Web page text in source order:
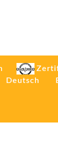
Deutsch